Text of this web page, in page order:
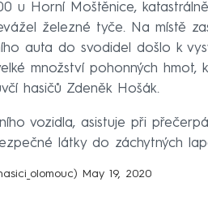
u Horní Moštěnice,
železné tyče. Na místě
auta do svodidel došlo k
množství pohonných hmot,
hasičů Zdeněk Hošák.
vozidla, asistuje při
látky do záchytných
May 19, 2020